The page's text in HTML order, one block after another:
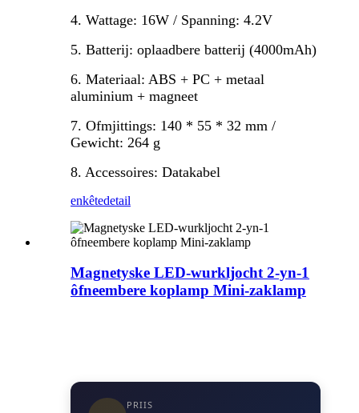
4. Wattage: 16W / Spanning: 4.2V
5. Batterij: oplaadbere batterij (4000mAh)
6. Materiaal: ABS + PC + metaal
aluminium + magneet
7. Ofmjittings: 140 * 55 * 32 mm /
Gewicht: 264 g
8. Accessoires: Datakabel
enkêtedetail
Magnetyske LED-wurkljocht 2-yn-1
ôfneembere koplamp Mini-zaklamp
PRIIS